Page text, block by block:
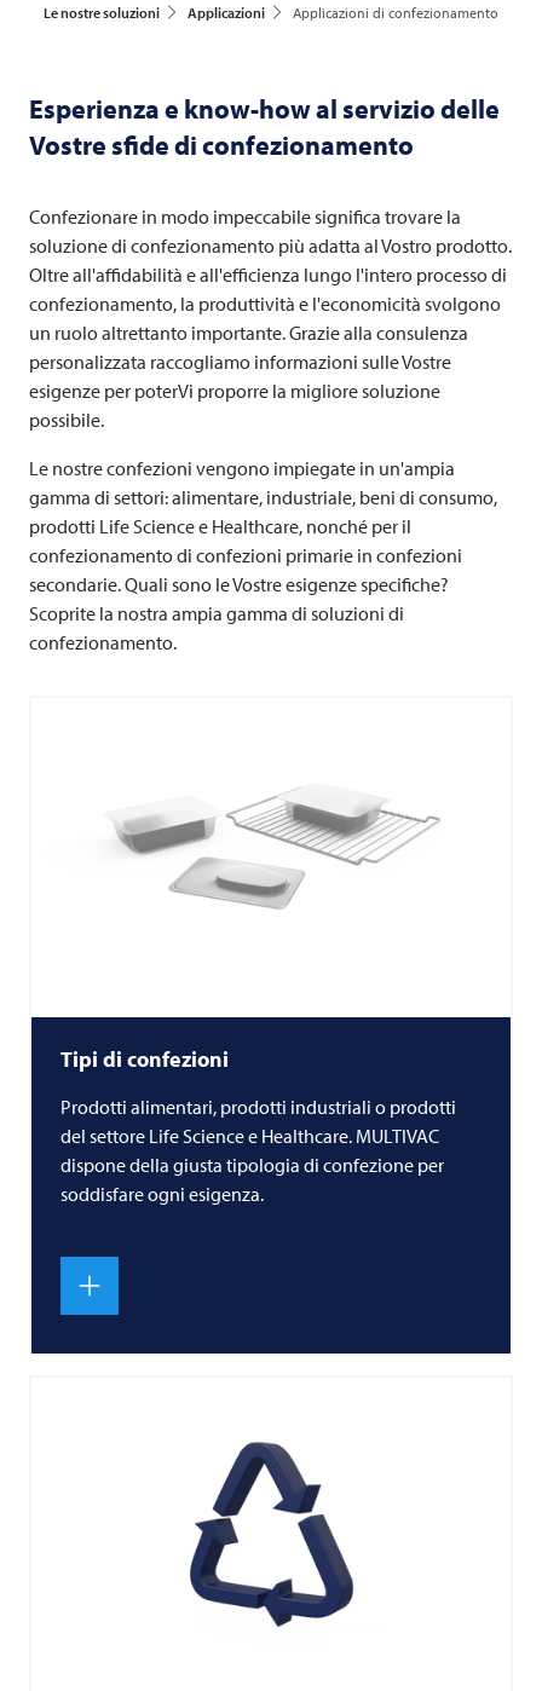
Le nostre soluzioni Applicazioni Applicazioni di confezionamento
Esperienza e know-how al servizio delle
Vostre sfide di confezionamento
Confezionare in modo impeccabile significa trovare la
soluzione di confezionamento più adatta al Vostro prodotto.
Oltre all'affidabilità e all'efficienza lungo l'intero processo di
confezionamento, la produttività e l'economicità svolgono
un ruolo altrettanto importante. Grazie alla consulenza
personalizzata raccogliamo informazioni sulle Vostre
esigenze per poterVi proporre la migliore soluzione
possibile.
Le nostre confezioni vengono impiegate in un'ampia
gamma di settori: alimentare, industriale, beni di consumo,
prodotti Life Science e Healthcare, nonché per il
confezionamento di confezioni primarie in confezioni
secondarie. Quali sono le Vostre esigenze specifiche?
Scoprite la nostra ampia gamma di soluzioni di
confezionamento.
Tipi di confezioni
Prodotti alimentari, prodotti industriali o prodotti
del settore Life Science e Healthcare. MULTIVAC
dispone della giusta tipologia di confezione per
soddisfare ogni esigenza.